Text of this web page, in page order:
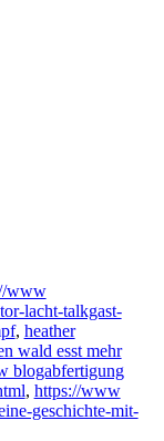
www
lacht-talkgast-
, heather
wald esst mehr
blogabfertigung
, https://www
geschichte-mit-